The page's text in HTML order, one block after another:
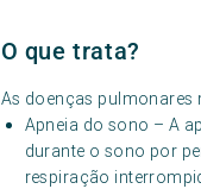
O que trata?
As doenças pulmonares
Apneia do sono – A
durante o sono por
respiração